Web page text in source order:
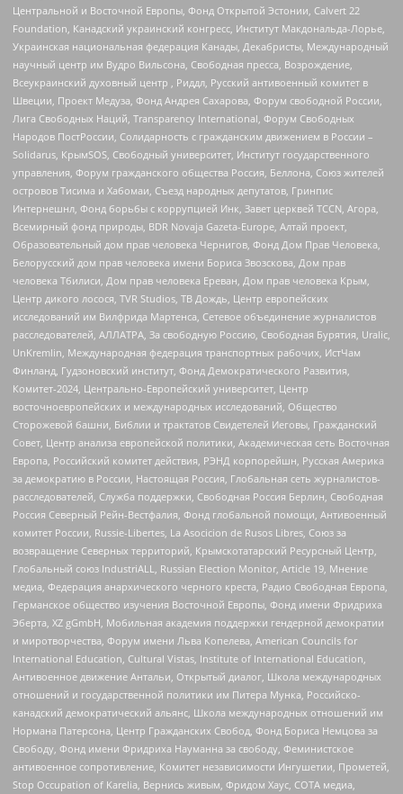
Центральной и Восточной Европы, Фонд Открытой Эстонии, Calvert 22
Foundation, Канадский украинский конгресс, Институт Макдональда-Лорье,
Украинская национальная федерация Канады, Декабристы, Международный
научный центр им Вудро Вильсона, Свободная пресса, Возрождение,
Всеукраинский духовный центр , Риддл, Русский антивоенный комитет в
Швеции, Проект Медуза, Фонд Андрея Сахарова, Форум свободной России,
Лига Свободных Наций, Transparеncy International, Форум Свободных
Народов ПостРоссии, Солидарность с гражданским движением в России –
Solidarus, КрымSOS, Свободный университет, Институт государственного
управления, Форум гражданского общества Россия, Беллона, Союз жителей
островов Тисима и Хабомаи, Съезд народных депутатов, Гринпис
Интернешнл, Фонд борьбы с коррупцией Инк, Завет церквей TCCN, Агора,
Всемирный фонд природы, BDR Novaja Gazeta-Europe, Алтай проект,
Образовательный дом прав человека Чернигов, Фонд Дом Прав Человека,
Белорусский дом прав человека имени Бориса Звозскова, Дом прав
человека Тбилиси, Дом прав человека Ереван, Дом прав человека Крым,
Центр дикого лосося, TVR Studios, ТВ Дождь, Центр европейских
исследований им Вилфрида Мартенса, Сетевое объединение журналистов
расследователей, АЛЛАТРА, За свободную Россию, Свободная Бурятия, Uralic,
UnKremlin, Международная федерация транспортных рабочих, ИстЧам
Финланд, Гудзоновский институт, Фонд Демократического Развития,
Комитет-2024, Центрально-Европейский университет, Центр
восточноевропейских и международных исследований, Общество
Сторожевой башни, Библии и трактатов Свидетелей Иеговы, Гражданский
Совет, Центр анализа европейской политики, Академическая сеть Восточная
Европа, Российский комитет действия, РЭНД корпорейшн, Русская Америка
за демократию в России, Настоящая Россия, Глобальная сеть журналистов-
расследователей, Служба поддержки, Свободная Россия Берлин, Свободная
Россия Северный Рейн-Вестфалия, Фонд глобальной помощи, Антивоенный
комитет России, Russie-Libertes, La Asocicion de Rusos Libres, Союз за
возвращение Северных территорий, Крымскотатарский Ресурсный Центр,
Глобальный союз IndustriALL, Russian Election Monitor, Article 19, Мнение
медиа, Федерация анархического черного креста, Радио Свободная Европа,
Германское общество изучения Восточной Европы, Фонд имени Фридриха
Эберта, XZ gGmbH, Мобильная академия поддержки гендерной демократии
и миротворчества, Форум имени Льва Копелева, American Councils for
International Education, Cultural Vistas, Institute of International Education,
Антивоенное движение Антальи, Открытый диалог, Школа международных
отношений и государственной политики им Питера Мунка, Российско-
канадский демократический альянс, Школа международных отношений им
Нормана Патерсона, Центр Гражданских Свобод, Фонд Бориса Немцова за
Свободу, Фонд имени Фридриха Науманна за свободу, Феминистское
антивоенное сопротивление, Комитет независимости Ингушетии, Прометей,
Stop Occupation of Karelia, Вернись живым, Фридом Хаус, СОТА медиа,